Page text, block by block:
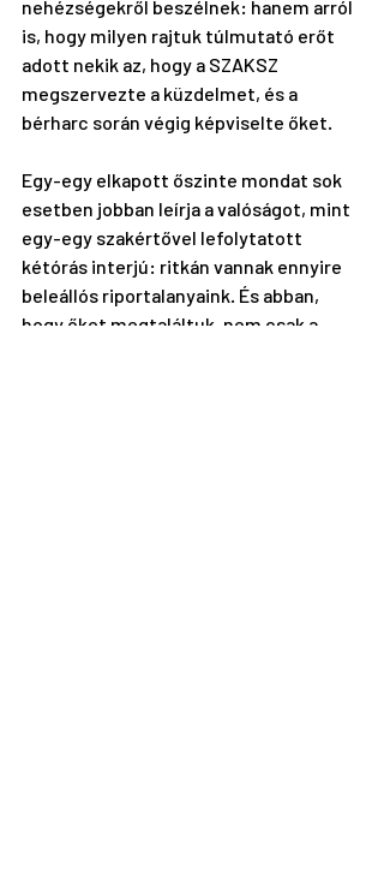
nehézségekről beszélnek: hanem arról
is, hogy milyen rajtuk túlmutató erőt
adott nekik az, hogy a SZAKSZ
megszervezte a küzdelmet, és a
bérharc során végig képviselte őket.
Egy-egy elkapott őszinte mondat sok
esetben jobban leírja a valóságot, mint
egy-egy szakértővel lefolytatott
kétórás interjú: ritkán vannak ennyire
beleállós riportalanyaink. És abban,
hogy őket megtaláltuk, nem csak a